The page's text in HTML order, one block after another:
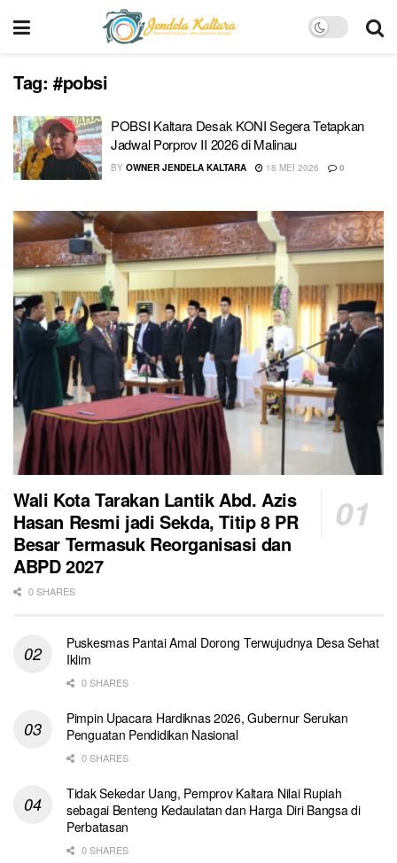
Tag: #pobsi
POBSI Kaltara Desak KONI Segera Tetapkan
Jadwal Porprov II 2026 di Malinau
BY OWNER JENDELA KALTARA 18 MEI 2026 0
Wali Kota Tarakan Lantik Abd. Azis
Hasan Resmi jadi Sekda, Titip 8 PR
Besar Termasuk Reorganisasi dan
ABPD 2027
0 SHARES
Puskesmas Pantai Amal Dorong Terwujudnya Desa Sehat
Iklim
0 SHARES
Pimpin Upacara Hardiknas 2026, Gubernur Serukan
Penguatan Pendidikan Nasional
0 SHARES
Tidak Sekedar Uang, Pemprov Kaltara Nilai Rupiah
sebagai Benteng Kedaulatan dan Harga Diri Bangsa di
Perbatasan
0 SHARES